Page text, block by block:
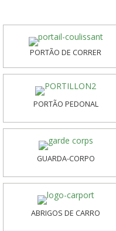
PORTÃO DE CORRER
PORTÃO PEDONAL
GUARDA-CORPO
ABRIGOS DE CARRO